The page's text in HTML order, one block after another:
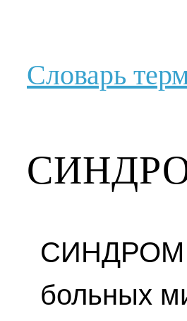
Словарь
СИНДРОМ
больных